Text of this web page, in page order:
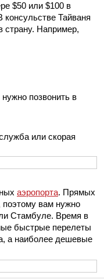
$50 или $100 в
консульстве Тайваня
страну. Например,
позвонить в
или скорая
аэропорта. Прямых
поэтому вам нужно
Стамбуле. Время в
быстрые перелеты
а наиболее дешевые